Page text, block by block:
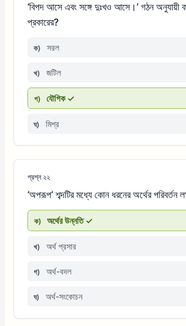
‘বিপদ আসে এবং সঙ্গে দুঃখও আসে।’ গঠন অনুযায়ী
প্রকারের?
ক) সরল
খ) জটিল
গ) যৌগিক ✓
ঘ) মিশ্র
প্রশ্ন ২২
‘অপরূপ’ শব্দটির মধ্যে কোন ধরনের অর্থের পরিবর্তন
ক) অর্থের উন্নতি ✓
খ) অর্থ প্রসার
গ) অর্থ-বদল
ঘ) অর্থ-সংকোচন